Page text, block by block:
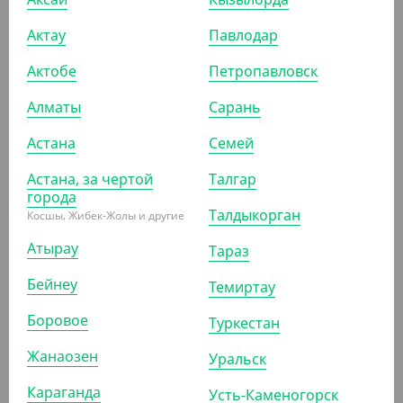
-20%
(47.60₸ /ШТ)
Моно доза "Стандарт", длина 120 мм, 15 мл
УП (30)
АРТ. 13333
-20%
Актау
Актобе
Алматы
Астана
Астана, за чертой
города
Косшы, Жибек-Жолы и другие
Атырау
Бейнеу
Боровое
Жанаозен
Караганда
Павлодар
Петропавловск
Сарань
Семей
Талгар
Талдыкорган
Тараз
Темиртау
Туркестан
Уральск
Усть-Каменогорск